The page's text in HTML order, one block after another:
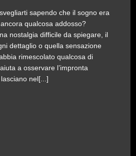
sapendo che il sogno era
qualcosa addosso?
nostalgia difficile da spiegare, il
dettaglio o quella sensazione
rimescolato qualcosa di
a osservare l’impronta
nel[...]